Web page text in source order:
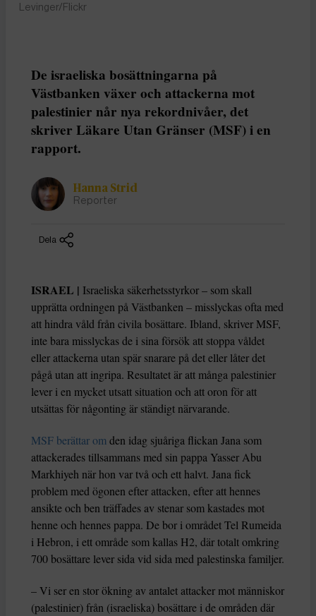
Levinger/Flickr
De israeliska bosättningarna på
Västbanken växer och attackerna mot
palestinier når nya rekordnivåer, det
skriver Läkare Utan Gränser (MSF) i en
rapport.
Hanna Strid
Reporter
Dela
ISRAEL | Israeliska säkerhetsstyrkor – som skall
upprätta ordningen på Västbanken – misslyckas ofta med
att hindra våld från civila bosättare. Ibland, skriver MSF,
inte bara misslyckas de i sina försök att stoppa våldet
eller attackerna utan spär snarare på det eller låter det
pågå utan att ingripa. Resultatet är att många palestinier
lever i en mycket utsatt situation och att oron för att
utsättas för någonting är ständigt närvarande.
MSF berättar om den idag sjuåriga flickan Jana som
attackerades tillsammans med sin pappa Yasser Abu
Markhiyeh när hon var två och ett halvt. Jana fick
problem med ögonen efter attacken, efter att hennes
ansikte och ben träffades av stenar som kastades mot
henne och hennes pappa. De bor i området Tel Rumeida
i Hebron, i ett område som kallas H2, där totalt omkring
700 bosättare lever sida vid sida med palestinska familjer.
– Vi ser en stor ökning av antalet attacker mot människor
(palestinier) från (israeliska) bosättare i de områden där